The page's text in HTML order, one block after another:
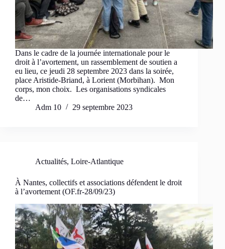
Dans le cadre de la journée internationale pour le
droit à l’avortement, un rassemblement de soutien a
eu lieu, ce jeudi 28 septembre 2023 dans la soirée,
place Aristide-Briand, à Lorient (Morbihan). Mon
corps, mon choix. Les organisations syndicales
de…
Adm 10
29 septembre 2023
Actualités, Loire-Atlantique
À Nantes, collectifs et associations défendent le droit
à l’avortement (OF.fr-28/09/23)